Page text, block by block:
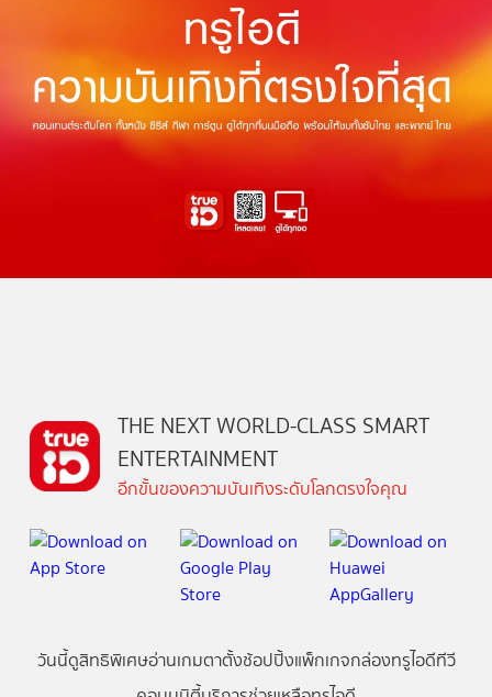
THE NEXT WORLD-CLASS SMART
ENTERTAINMENT
อีกขั้นของความบันเทิงระดับโลกตรงใจคุณ
วันนี้ดูสิทธิพิเศษอ่านเกมตาตั้งช้อปปิ้งแพ็กเกจกล่องทรูไอดีทีวี